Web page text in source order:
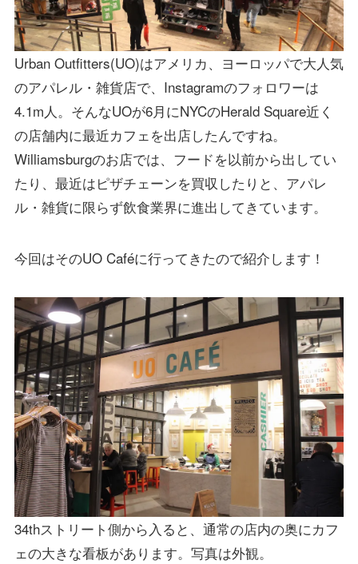
Urban Outfitters(UO)はアメリカ、ヨーロッパで大人気
のアパレル・雑貨店で、Instagramのフォロワーは
4.1m人。そんなUOが6月にNYCのHerald Square近く
の店舗内に最近カフェを出店したんですね。
Williamsburgのお店では、フードを以前から出してい
たり、最近はピザチェーンを買収したりと、アパレ
ル・雑貨に限らず飲食業界に進出してきています。
今回はそのUO Caféに行ってきたので紹介します！
34thストリート側から入ると、通常の店内の奥にカフ
ェの大きな看板があります。写真は外観。